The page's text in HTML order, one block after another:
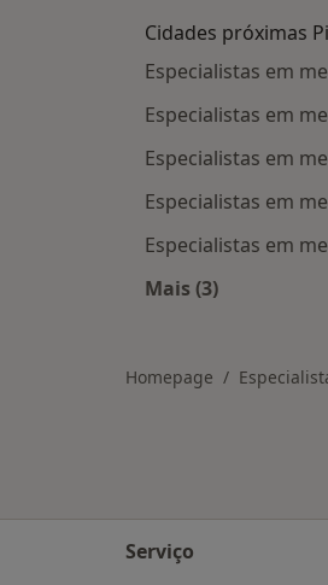
Cidades próximas
Especialistas em
Especialistas em
Especialistas em
Especialistas em
Especialistas em
Mais (3)
Homepage
Serviço